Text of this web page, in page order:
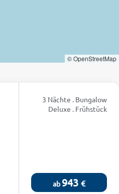
© OpenStreetMap
3 Nächte . Bungalow
Deluxe . Frühstück
ab 943 €